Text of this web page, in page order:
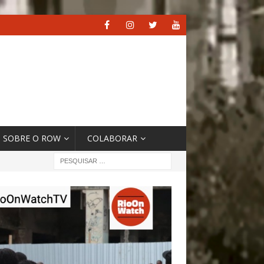
SOBRE O ROW COLABORAR